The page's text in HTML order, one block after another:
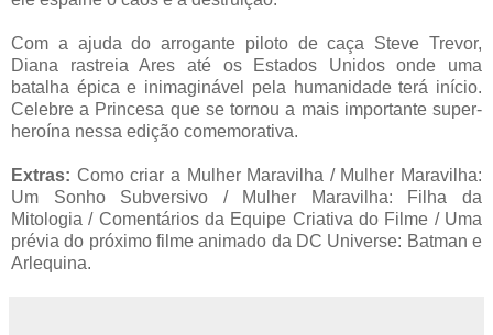
Com a ajuda do arrogante piloto de caça Steve Trevor,
Diana rastreia Ares até os Estados Unidos onde uma
batalha épica e inimaginável pela humanidade terá início.
Celebre a Princesa que se tornou a mais importante super-
heroína nessa edição comemorativa.
Extras: Como criar a Mulher Maravilha / Mulher Maravilha:
Um Sonho Subversivo / Mulher Maravilha: Filha da
Mitologia / Comentários da Equipe Criativa do Filme / Uma
prévia do próximo filmeanimado da DC Universe: Batman e
Arlequina.